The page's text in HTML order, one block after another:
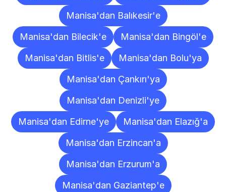
Manisa'dan Balıkesir'e
Manisa'dan Bilecik'e
Manisa'dan Bingöl'e
Manisa'dan Bitlis'e
Manisa'dan Bolu'ya
Manisa'dan Çankırı'ya
Manisa'dan Denizli'ye
Manisa'dan Edirne'ye
Manisa'dan Elazığ'a
Manisa'dan Erzincan'a
Manisa'dan Erzurum'a
Manisa'dan Gaziantep'e